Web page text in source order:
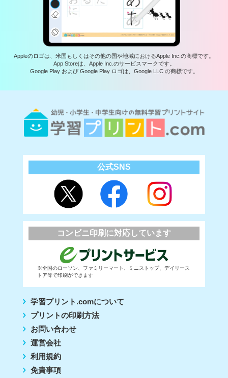
Appleのロゴは、米国もしくはその他の国や地域におけるApple Inc.の商標です。
App Storeは、Apple Inc.のサービスマークです。
Google Play および Google Play ロゴは、Google LLC の商標です。
公式SNS
コンビニ印刷に対応しています
※全国のローソン、ファミリーマート、ミニストップ、デイリース
トア等で印刷ができます
学習プリント.comについて
プリントの印刷方法
お問い合わせ
運営会社
利用規約
免責事項